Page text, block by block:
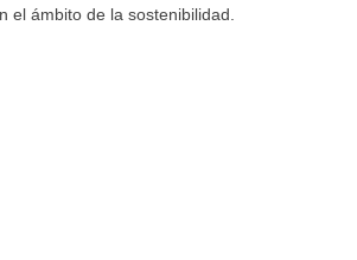
el ámbito de la sostenibilidad.